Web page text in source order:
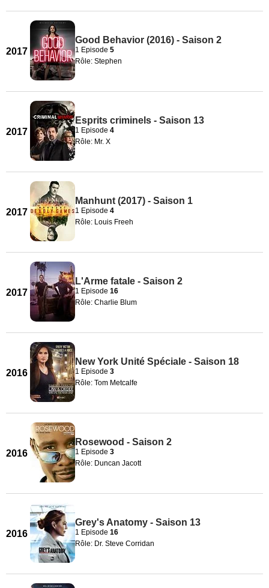
2017
Good Behavior (2016) - Saison 2
1 Episode 5
Rôle: Stephen
2017
Esprits criminels - Saison 13
1 Episode 4
Rôle: Mr. X
2017
Manhunt (2017) - Saison 1
1 Episode 4
Rôle: Louis Freeh
2017
L'Arme fatale - Saison 2
1 Episode 16
Rôle: Charlie Blum
2016
New York Unité Spéciale - Saison 18
1 Episode 3
Rôle: Tom Metcalfe
2016
Rosewood - Saison 2
1 Episode 3
Rôle: Duncan Jacott
2016
Grey's Anatomy - Saison 13
1 Episode 16
Rôle: Dr. Steve Corridan